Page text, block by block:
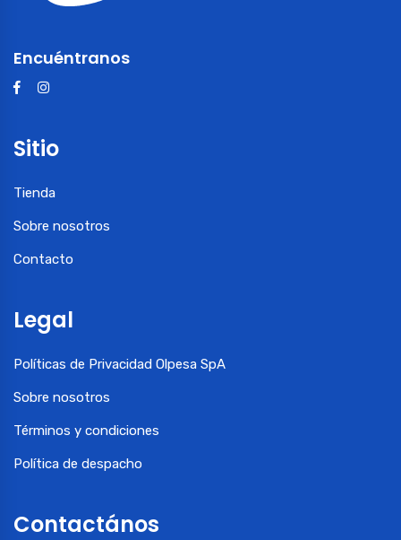
Encuéntranos
Sitio
Tienda
Sobre nosotros
Contacto
Legal
Políticas de Privacidad Olpesa SpA
Sobre nosotros
Términos y condiciones
Política de despacho
Contactános